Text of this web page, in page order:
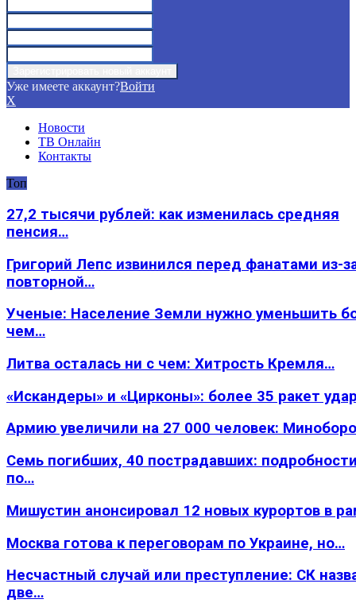
Уже имеете аккаунт?Войти
X
Новости
ТВ Онлайн
Контакты
Топ
27,2 тысячи рублей: как изменилась средняя
пенсия…
Григорий Лепс извинился перед фанатами из-
повторной…
Ученые: Население Земли нужно уменьшить
чем…
Литва осталась ни с чем: Хитрость Кремля…
«Искандеры» и «Цирконы»: более 35 ракет
Армию увеличили на 27 000 человек:
Семь погибших, 40 пострадавших:
по…
Мишустин анонсировал 12 новых курортов в
Москва готова к переговорам по Украине, но…
Несчастный случай или преступление: СК
две…